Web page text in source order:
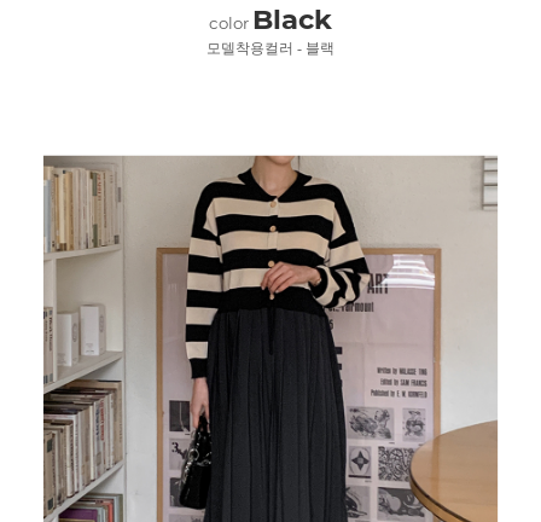
color Black
모델착용컬러 - 블랙